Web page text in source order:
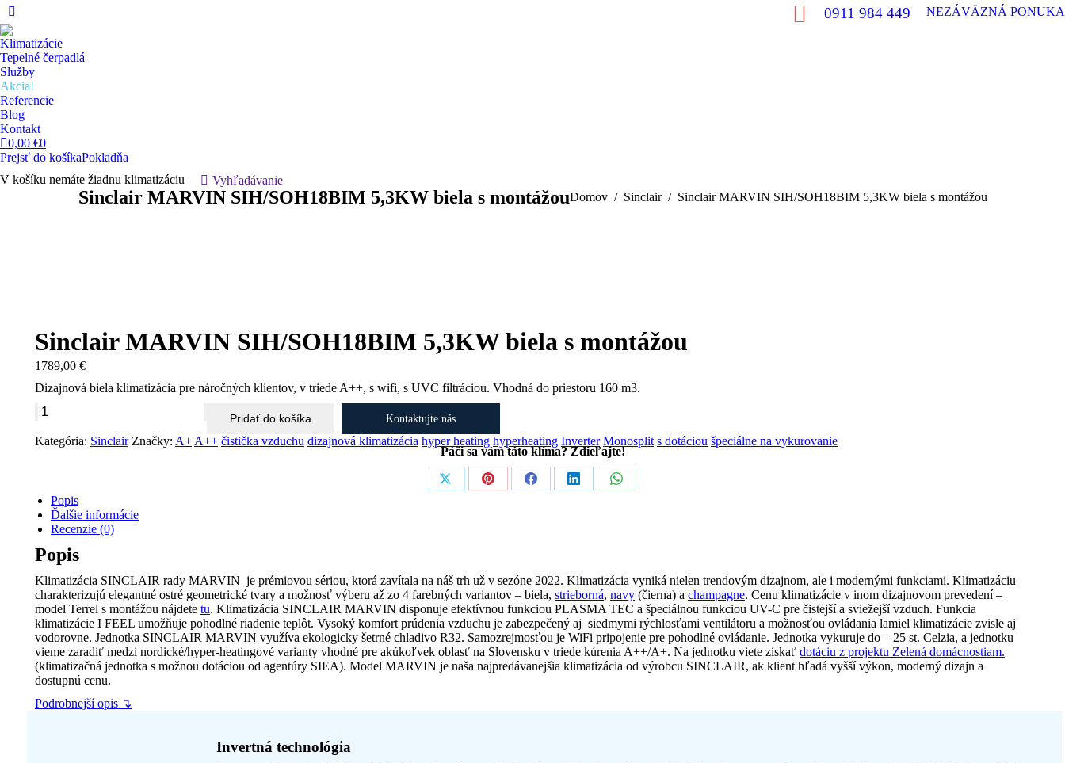
Facebook
page
opens
in
new
window
0911 984 449 NEZÁVÄZNÁ PONUKA
Klimatizácie
Tepelné čerpadlá
Služby
Akcia!
Referencie
Blog
Kontakt
0,00 €0
Prejsť do košíkaPokladňa
V košíku nemáte žiadnu klimatizáciu
Hľadanie:
Vyhľadávanie
Sinclair MARVIN SIH/SOH18BIM 5,3KW biela s montážouYou are here:
Domov Sinclair Sinclair MARVIN SIH/SOH18BIM 5,3KW biela s montážou
Sinclair MARVIN SIH/SOH18BIM 5,3KW biela s montážou
1789,00 €
Dizajnová biela klimatizácia pre náročných klientov, v triede A++, s wifi, s UVC filtráciou. Vhodná do priestoru 160 m3.
množstvo
MARVIN
SIH/SOH18BIM
montážou
Pridať do košíka Kontaktujte nás
Kategória: Sinclair Značky: A+ A++ čistička vzduchu dizajnová klimatizácia hyper heating hyperheating Inverter Monosplit s dotáciou špeciálne na vykurovanie
Páči sa vám táto klíma? Zdieľajte!
Share
Share
Share
Share
Share
Popis
Ďalšie informácie
Recenzie (0)
Popis
Klimatizácia SINCLAIR rady MARVIN je prémiovou sériou, ktorá zavítala na náš trh už v sezóne 2022. Klimatizácia vyniká nielen trendovým dizajnom, ale i modernými funkciami. Klimatizáciu
charakterizujú elegantné ostré geometrické tvary a možnosť výberu až zo 4 farebných variantov – biela, strieborná, navy (čierna) a champagne. Cenu klimatizácie v inom dizajnovom prevedení –
model Terrel s montážou nájdete tu. Klimatizácia SINCLAIR MARVIN disponuje efektívnou funkciou PLASMA TEC a špeciálnou funkciou UV-C pre čistejší a sviežejší vzduch. Funkcia
klimatizácie I FEEL umožňuje pohodlné riadenie teplôt. Vysoký komfort prúdenia vzduchu je zabezpečený aj siedmymi rýchlosťami ventilátoru a možnosťou ovládania lamiel klimatizácie zvisle aj
vodorovne. Jednotka SINCLAIR MARVIN využíva ekologicky šetrné chladivo R32. Samozrejmosťou je WiFi pripojenie pre pohodlné ovládanie. Jednotka vykuruje do – 25 st. Celzia, a jednotku
vieme zaradiť medzi nordické/hyper-heatingové varianty vhodné pre akúkoľvek oblasť na Slovensku v triede kúrenia A++/A+. Na jednotku viete získať dotáciu z projektu Zelená domácnostiam.
(klimatizačná jednotka s možnou dotáciou od agentúry SIEA). Model MARVIN je naša najpredávanejšia klimatizácia od výrobcu SINCLAIR, ak klient hľadá vyšší výkon, moderný dizajn a
dostupnú cenu.
Podrobnejší opis ↴
Invertná technológia